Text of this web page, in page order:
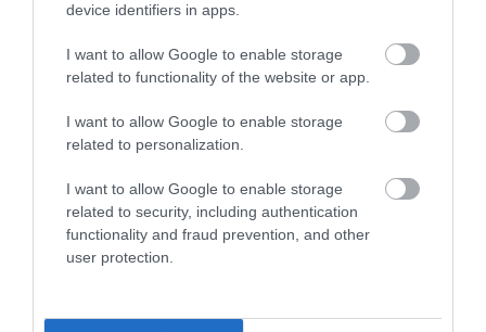
device identifiers in apps.
I want to allow Google to enable storage
related to functionality of the website or app.
I want to allow Google to enable storage
related to personalization.
I want to allow Google to enable storage
related to security, including authentication
functionality and fraud prevention, and other
user protection.